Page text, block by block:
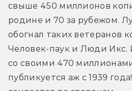
свыше 450 миллионов
родине и 70 за рубежом.
обогнал таких ветеранов
Человек-паук и Люди Икс.
со своими 470
публикуется аж с 1939